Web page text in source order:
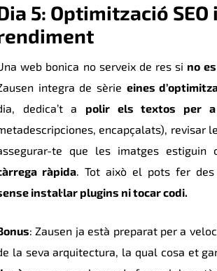
5: Optimització SEO i
web bonica no serveix de res si no
integra de sèrie eines
dedica’t a polir els textos per a
encapçalats), revisar
te que les imatges estiguin
ràpida. Tot això el pots fer
instal·lar plugins ni tocar codi.
: Zausen ja està preparat per a
la seva arquitectura, la qual cosa et